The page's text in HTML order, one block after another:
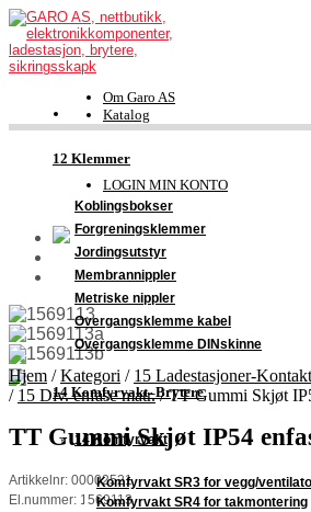
12 Klemmer
Koblingsbokser
Forgreningsklemmer
Jordingsutstyr
Membrannippler
Metriske nippler
Overgangsklemme kabel
Overgangsklemme DINskinne
14 Komfyrvakt–Brytere
14 Komfyrvakt
Komfyrvakt SR3 for vegg/
Komfyrvakt SR4 for takmontering
Om Garo AS
Katalog
FDV-dokumentasjon
Support
LOGIN MIN KONTO
Hjem / Kategori / 15 Ladestasjoner-
/ 15 Div. enfase matr. /TT Gummi Skjøt
TT Gummi Skjøt IP54
Artikkelnr: 00002521
El.nummer: 1569113